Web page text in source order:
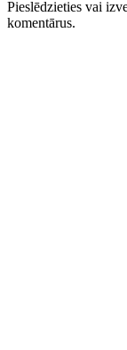
Pieslēdzieties vai
komentārus.